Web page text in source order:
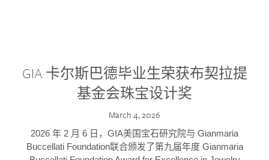
GIA 卡尔斯巴德毕业生荣获布契拉提
基金会珠宝设计奖
March 4, 2026
2026 年 2 月 6 日，GIA美国宝石研究院与 Gianmaria
Buccellati Foundation联合颁发了第九届年度 Gianmaria